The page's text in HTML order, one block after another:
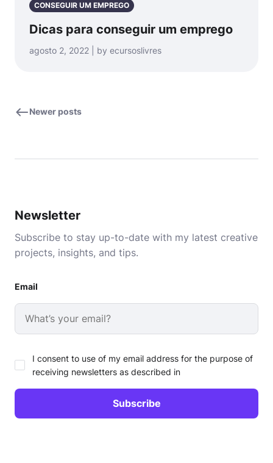
CONSEGUIR UM EMPREGO
Dicas para conseguir um emprego
agosto 2, 2022 | by ecursoslivres
Newer posts
Newsletter
Subscribe to stay up-to-date with my latest creative
projects, insights, and tips.
Email
I consent to use of my email address for the purpose of
receiving newsletters as described in